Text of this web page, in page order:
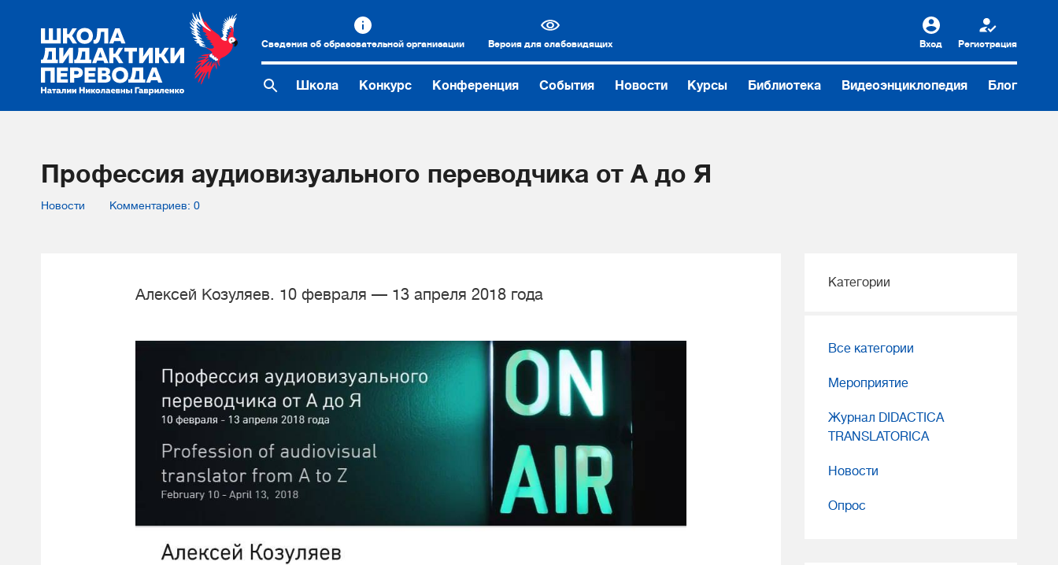
Сведения об образовательной организации Версия для слабовидящих Вход Регистрация
Школа Конкурс Конференция События Новости Курсы Библиотека Видеоэнциклопедия Блог
Профессия аудиовизуального переводчика от А до Я
Новости Комментариев: 0
Алексей Козуляев. 10 февраля — 13 апреля 2018 года
Категории
Все категории
Мероприятие
Журнал DIDACTICA
TRANSLATORICA
Новости
Опрос